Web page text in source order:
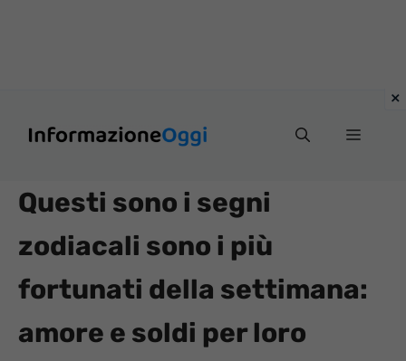
Menu
Questi sono i segni
zodiacali sono i più
fortunati della settimana:
amore e soldi per loro